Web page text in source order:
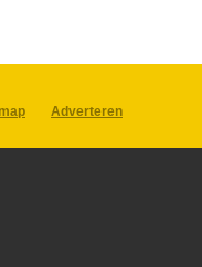
Adverteren